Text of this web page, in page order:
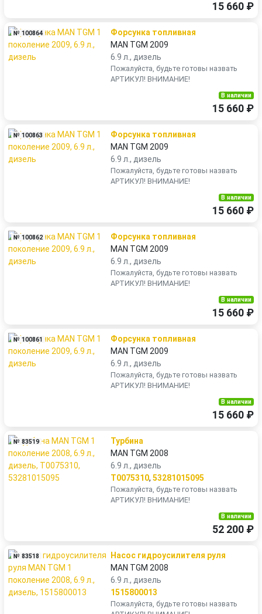
15 660 ₽
№ 100864
Форсунка топливная
MAN TGM 2009
6.9 л., дизель
Пожалуйста, будьте готовы назвать
АРТИКУЛ! ВНИМАНИЕ!
В наличии
15 660 ₽
№ 100863
Форсунка топливная
MAN TGM 2009
6.9 л., дизель
Пожалуйста, будьте готовы назвать
АРТИКУЛ! ВНИМАНИЕ!
В наличии
15 660 ₽
№ 100862
Форсунка топливная
MAN TGM 2009
6.9 л., дизель
Пожалуйста, будьте готовы назвать
АРТИКУЛ! ВНИМАНИЕ!
В наличии
15 660 ₽
№ 100861
Форсунка топливная
MAN TGM 2009
6.9 л., дизель
Пожалуйста, будьте готовы назвать
АРТИКУЛ! ВНИМАНИЕ!
В наличии
15 660 ₽
№ 83519
Турбина
MAN TGM 2008
6.9 л., дизель
T0075310, 53281015095
Пожалуйста, будьте готовы назвать
АРТИКУЛ! ВНИМАНИЕ!
В наличии
52 200 ₽
№ 83518
Насос гидроусилителя руля
MAN TGM 2008
6.9 л., дизель
1515800013
Пожалуйста, будьте готовы назвать